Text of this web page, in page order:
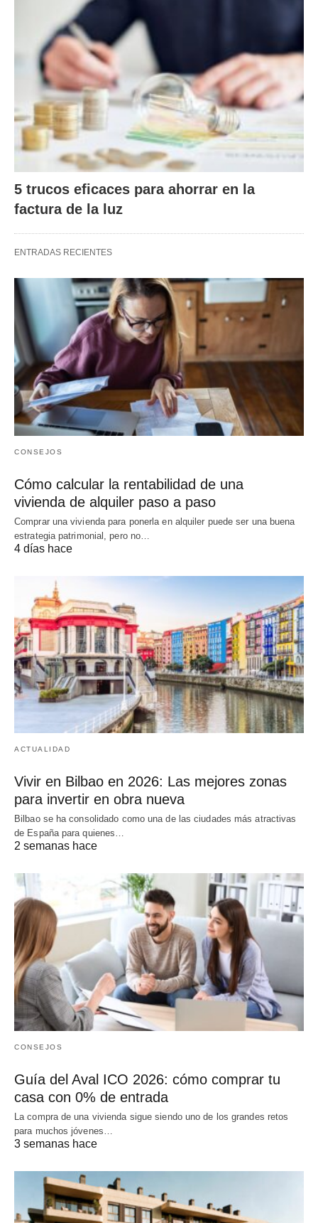
5 trucos eficaces para ahorrar en la
factura de la luz
ENTRADAS RECIENTES
CONSEJOS
Cómo calcular la rentabilidad de una
vivienda de alquiler paso a paso
Comprar una vivienda para ponerla en alquiler puede ser una buena
estrategia patrimonial, pero no…
4 días hace
ACTUALIDAD
Vivir en Bilbao en 2026: Las mejores zonas
para invertir en obra nueva
Bilbao se ha consolidado como una de las ciudades más atractivas
de España para quienes…
2 semanas hace
CONSEJOS
Guía del Aval ICO 2026: cómo comprar tu
casa con 0% de entrada
La compra de una vivienda sigue siendo uno de los grandes retos
para muchos jóvenes…
3 semanas hace